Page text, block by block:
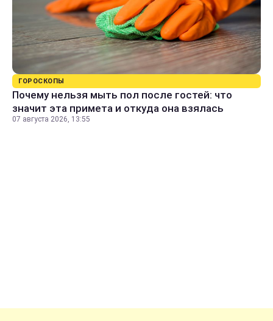
ГОРОСКОПЫ
Почему нельзя мыть пол после гостей: что
значит эта примета и откуда она взялась
07 августа 2026, 13:55